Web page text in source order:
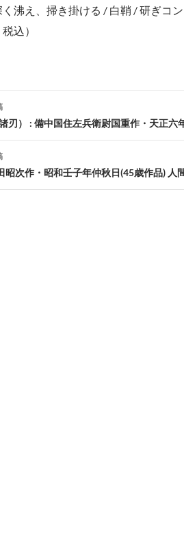
く沸え、掃き掛ける / 白鞘 / 研ぎコ
込）
刃） : 備中国住左兵衛尉国重作・天正六
昭次作・昭和壬子年仲秋日(45歳作品) 人